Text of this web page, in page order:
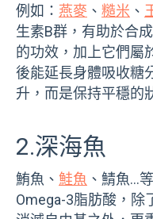
例如： 燕麥 、 糙米 、
生素B群，有助於合
的功效，加上它們屬
後能延長身體吸收糖
升，而是保持平穩的
2.深海魚
鮪魚、 鮭魚 、鯖魚…
Omega-3脂肪酸，除